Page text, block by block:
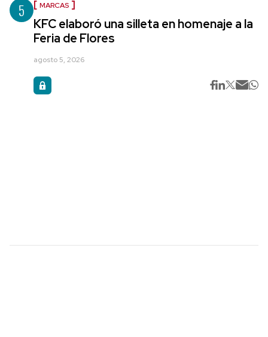
5 MARCAS
KFC elaboró una silleta en homenaje a la
Feria de Flores
agosto 5, 2026